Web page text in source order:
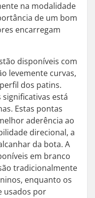
na modalidade
de um bom
encarregam
disponíveis com
levemente curvas,
dos patins.
está
Estas pontas
aderência ao
direcional, a
da bota. A
em branco
tradicionalmente
enquanto os
usados por